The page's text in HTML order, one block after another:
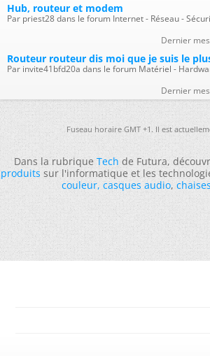
Hub, routeur et modem
Par priest28 dans le forum Internet - Réseau -
Dernier
Routeur routeur dis moi que je suis le
Par invite41bfd20a dans le forum Matériel -
Dernier
Fuseau horaire GMT +1. Il est
Dans la rubriqueTechde Futura,
produitssur l'informatique et les
couleur,casques audio,